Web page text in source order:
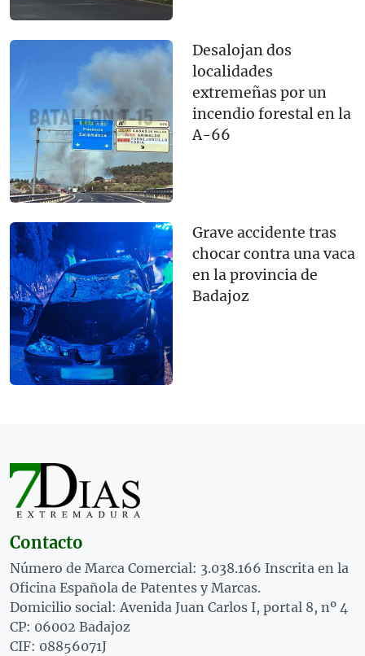
Desalojan dos
localidades
extremeñas por un
incendio forestal en la
A-66
Grave accidente tras
chocar contra una vaca
en la provincia de
Badajoz
Contacto
Número de Marca Comercial: 3.038.166 Inscrita en la
Oficina Española de Patentes y Marcas.
Domicilio social: Avenida Juan Carlos I, portal 8, nº 4
CP: 06002 Badajoz
CIF: 08856071J